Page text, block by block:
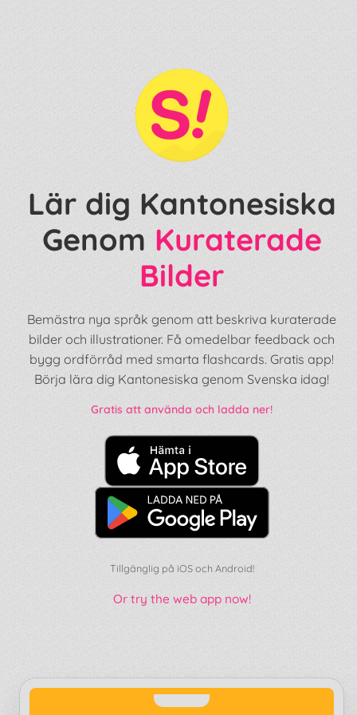
Lär dig Kantonesiska
Genom Kuraterade
Bilder
Bemästra nya språk genom att beskriva kuraterade
bilder och illustrationer. Få omedelbar feedback och
bygg ordförråd med smarta flashcards. Gratis app!
Börja lära dig Kantonesiska genom Svenska idag!
Gratis att använda och ladda ner!
Tillgänglig på iOS och Android!
Or try the web app now!